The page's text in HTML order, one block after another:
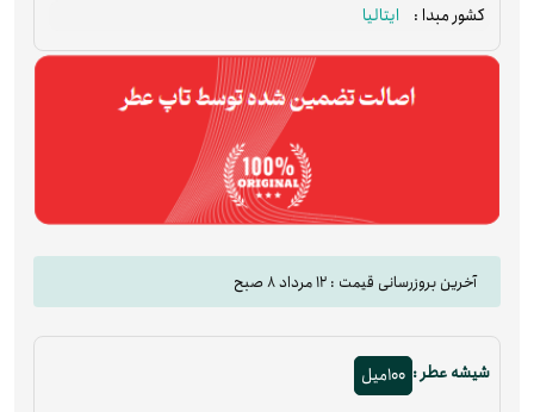
کشور مبدا :
ایتالیا
آخرین بروزرسانی قیمت : 12 مرداد 8 صبح
شیشه عطر : 100میل